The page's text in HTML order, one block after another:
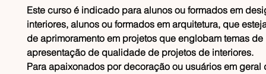
Este curso é indicado para alunos ou formados em
interiores, alunos ou formados em arquitetura, que
de aprimoramento em projetos que englobam temas de
apresentação de qualidade de projetos de interiores.
Para apaixonados por decoração ou usuários em geral